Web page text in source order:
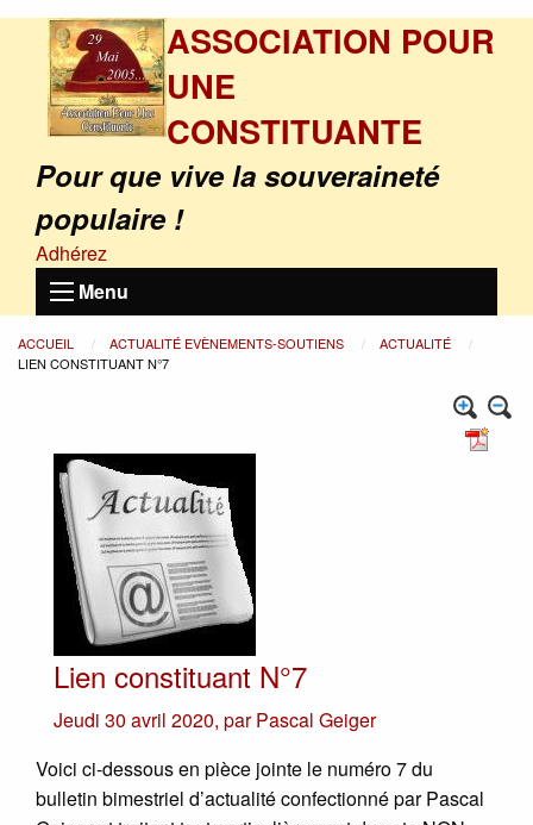
ASSOCIATION POUR
UNE
CONSTITUANTE
Pour que vive la souveraineté
populaire !
Adhérez
Menu
ACCUEIL ACTUALITÉ EVÈNEMENTS-SOUTIENS
ACTUALITÉ
LIEN CONSTITUANT N°7
Lien constituant N°7
Jeudi 30 avril 2020, parPascal Geiger
Voici ci-dessous en pièce jointe le numéro 7 du
bulletin bimestriel d’actualité confectionné par Pascal